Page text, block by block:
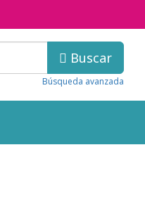
Buscar
Búsqueda avanzada